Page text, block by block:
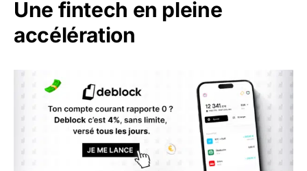
Une fintech en pleine
accélération